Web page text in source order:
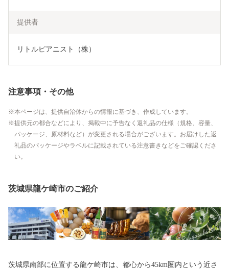
提供者
リトルピアニスト（株）
注意事項・その他
本ページは、提供自治体からの情報に基づき、作成しています。
提供元の都合などにより、掲載中に予告なく返礼品の仕様（規格、容量、
パッケージ、原材料など）が変更される場合がございます。お届けした返
礼品のパッケージやラベルに記載されている注意書きなどをご確認くださ
い。
茨城県龍ケ崎市のご紹介
茨城県南部に位置する龍ケ崎市は、都心から45km圏内という近さ